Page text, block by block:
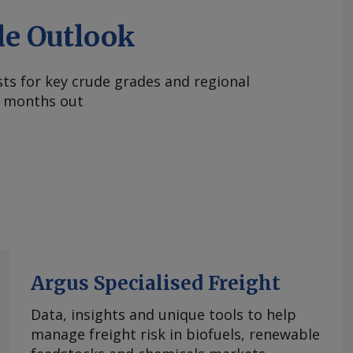
Outlook
for key crude grades and regional
months out
Argus Specialised Freight
Data, insights and unique tools to help
manage freight risk in biofuels, renewable